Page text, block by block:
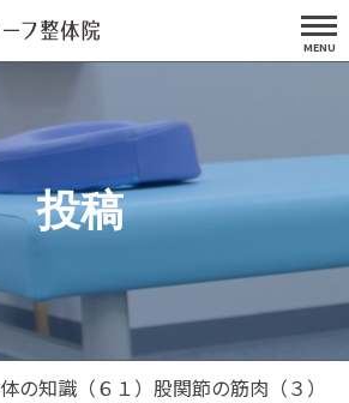
投稿
体の知識（６１）股関節の筋肉（３）